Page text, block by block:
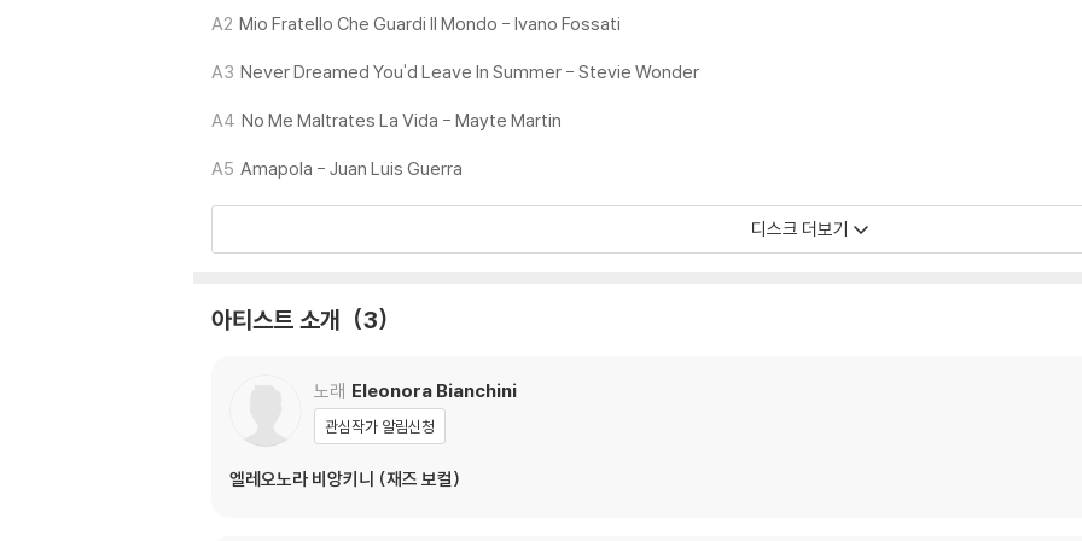
※ 디스크 외관 불량
1) 열을 가하여 제작하는 바이닐 공정 특성상 디스크 표면이 미세하게 울렁거리거나 휘어지는 경우가 있습니다.
2) 재생 음역의 왜곡을 최소화 하고 반복 재생시에도 최대한 일관되게 유지되도록 디스크 센터 홀 구경이 작게 제작되는 경우가
3) 디스크에 미세한 잔 흠집이 남아있거나 인쇄 면이 깨끗하지 않은 경우가 있으며, 이는 상품의 불량이 아닙니다. 단, 재생에 이
가능합니다
1) 컬러 디스크는 웹 이미지와 실제 색상이 차이가 날 수 있습니다.
3) 컬러 디스크는 제작 과정에서 다른 색상 염료가 섞여 얼룩과 번짐, 반점 등이 발생할 수 있습니다.
※ 반품/교환 안내
1) 불량으로 인한 반품/교환 요청 시에는 불량 확인을 위해 개봉 시의 동영상을 요청할 수 있으며, 동영상이 없는 경우 반품/교환
관련 사진과 동영상 및 재생 기기 모델명을 첨부하여 첨부하여 고객센터에 문의 바랍니다.
A2 Mio Fratello Che Guardi Il Mondo - Ivano Fossati
A3 Never Dreamed You'd Leave In Summer - Stevie Wonder
A4 No Me Maltrates La Vida - Mayte Martin
A5 Amapola - Juan Luis Guerra
디스크 더보기
아티스트 소개 3
노래 Eleonora Bianchini
관심작가 알림신청
엘레오노라 비앙키니 (재즈 보컬)